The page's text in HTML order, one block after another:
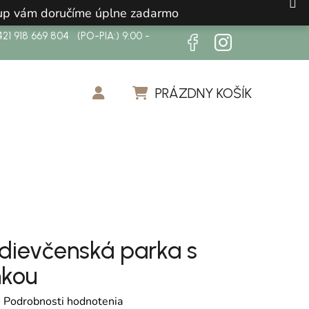
vám doručíme úplne zadarmo
918 669 804 (PO-PIA:) 9:00 -
PRÁZDNY KOŠÍK
parka s
produktu je 0,0 z 5 hviezdičiek.
Podrobnosti hodnotenia